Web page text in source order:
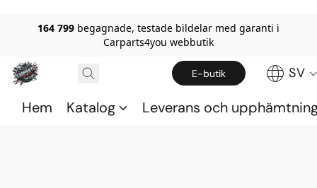
164 799 begagnade, testade bildelar med garanti i
Carparts4you webbutik
E-butik SV
Hem Katalog Leverans och